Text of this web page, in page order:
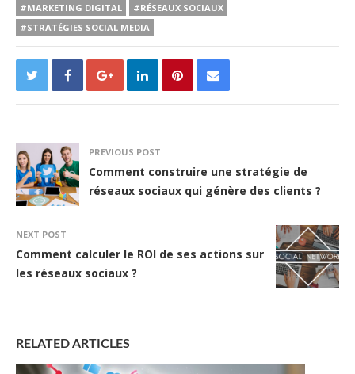
#MARKETING DIGITAL
#RÉSEAUX SOCIAUX
#STRATÉGIES SOCIAL MEDIA
PREVIOUS POST
Comment construire une stratégie de
réseaux sociaux qui génère des clients ?
NEXT POST
Comment calculer le ROI de ses actions sur
les réseaux sociaux ?
RELATED ARTICLES